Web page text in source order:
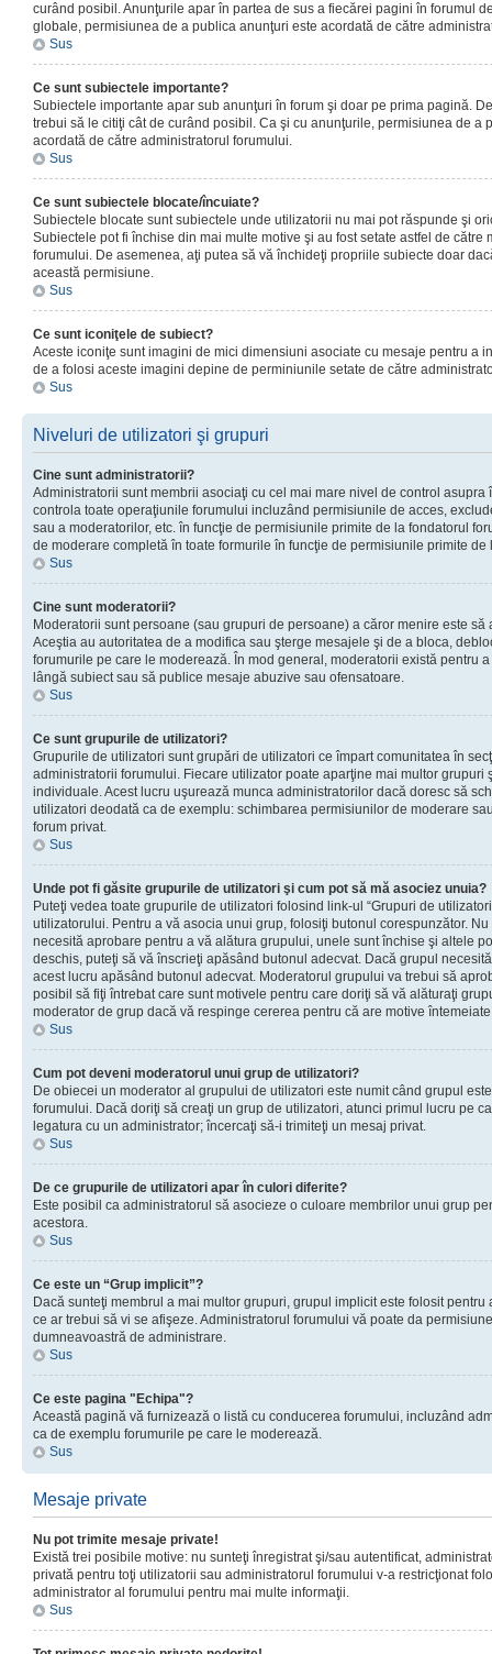
curând posibil. Anunţurile apar în partea de sus a fiecărei pagini în forumul
globale, permisiunea de a publica anunţuri este acordată de către
Sus
Ce sunt subiectele importante?
Subiectele importante apar sub anunţuri în forum şi doar pe prima pagină.
trebui să le citiţi cât de curând posibil. Ca şi cu anunţurile, permisiunea de a
acordată de către administratorul forumului.
Sus
Ce sunt subiectele blocate/încuiate?
Subiectele blocate sunt subiectele unde utilizatorii nu mai pot răspunde şi
Subiectele pot fi închise din mai multe motive şi au fost setate astfel de către
forumului. De asemenea, aţi putea să vă închideţi propriile subiecte doar
această permisiune.
Sus
Ce sunt iconiţele de subiect?
Aceste iconiţe sunt imagini de mici dimensiuni asociate cu mesaje pentru a
de a folosi aceste imagini depine de perminiunile setate de către
Sus
Niveluri de utilizatori şi grupuri
Cine sunt administratorii?
Administratorii sunt membrii asociaţi cu cel mai mare nivel de control asupra
controla toate operaţiunile forumului incluzând permisiunile de acces,
sau a moderatorilor, etc. în funcţie de permisiunile primite de la fondatorul
de moderare completă în toate formurile în funcţie de permisiunile primite de
Sus
Cine sunt moderatorii?
Moderatorii sunt persoane (sau grupuri de persoane) a căror menire este
Aceştia au autoritatea de a modifica sau şterge mesajele şi de a bloca,
forumurile pe care le moderează. În mod general, moderatorii există pentru
lângă subiect sau să publice mesaje abuzive sau ofensatoare.
Sus
Ce sunt grupurile de utilizatori?
Grupurile de utilizatori sunt grupări de utilizatori ce împart comunitatea în
administratorii forumului. Fiecare utilizator poate aparţine mai multor grupuri
individuale. Acest lucru uşurează munca administratorilor dacă doresc să
utilizatori deodată ca de exemplu: schimbarea permisiunilor de moderare
forum privat.
Sus
Unde pot fi găsite grupurile de utilizatori şi cum pot să mă asociez unuia?
Puteţi vedea toate grupurile de utilizatori folosind link-ul “Grupuri de
utilizatorului. Pentru a vă asocia unui grup, folosiţi butonul corespunzător.
necesită aprobare pentru a vă alătura grupului, unele sunt închise şi altele
deschis, puteţi să vă înscrieţi apăsând butonul adecvat. Dacă grupul
acest lucru apăsând butonul adecvat. Moderatorul grupului va trebui să
posibil să fiţi întrebat care sunt motivele pentru care doriţi să vă alăturaţi
moderator de grup dacă vă respinge cererea pentru că are motive
Sus
Cum pot deveni moderatorul unui grup de utilizatori?
De obiecei un moderator al grupului de utilizatori este numit când grupul
forumului. Dacă doriţi să creaţi un grup de utilizatori, atunci primul lucru pe
legatura cu un administrator; încercaţi să-i trimiteţi un mesaj privat.
Sus
De ce grupurile de utilizatori apar în culori diferite?
Este posibil ca administratorul să asocieze o culoare membrilor unui grup
acestora.
Sus
Ce este un “Grup implicit”?
Dacă sunteţi membrul a mai multor grupuri, grupul implicit este folosit
ce ar trebui să vi se afişeze. Administratorul forumului vă poate da
dumneavoastră de administrare.
Sus
Ce este pagina "Echipa"?
Această pagină vă furnizează o listă cu conducerea forumului, incluzând
ca de exemplu forumurile pe care le moderează.
Sus
Mesaje private
Nu pot trimite mesaje private!
Există trei posibile motive: nu sunteţi înregistrat şi/sau autentificat,
privată pentru toţi utilizatorii sau administratorul forumului v-a restricţionat
administrator al forumului pentru mai multe informaţii.
Sus